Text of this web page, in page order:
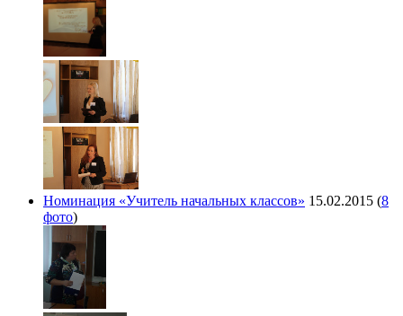
Номинация «Учитель начальных классов» 15.02.2015 (8
фото)